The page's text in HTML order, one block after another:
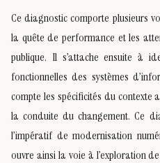
Ce diagnostic comporte plusieurs
la quête de performance et les
publique. Il s’attache ensuite à
fonctionnelles des systèmes
compte les spécificités du contexte
la conduite du changement. Ce
l’impératif de modernisation
ouvre ainsi la voie à l’exploration